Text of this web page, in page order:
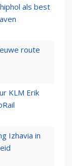
als best
route
KLM Erik
Izhavia in